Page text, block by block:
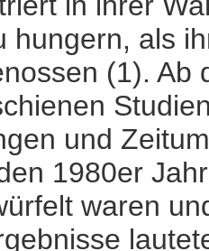
hungern, als
(1). Ab
und
1980er
waren